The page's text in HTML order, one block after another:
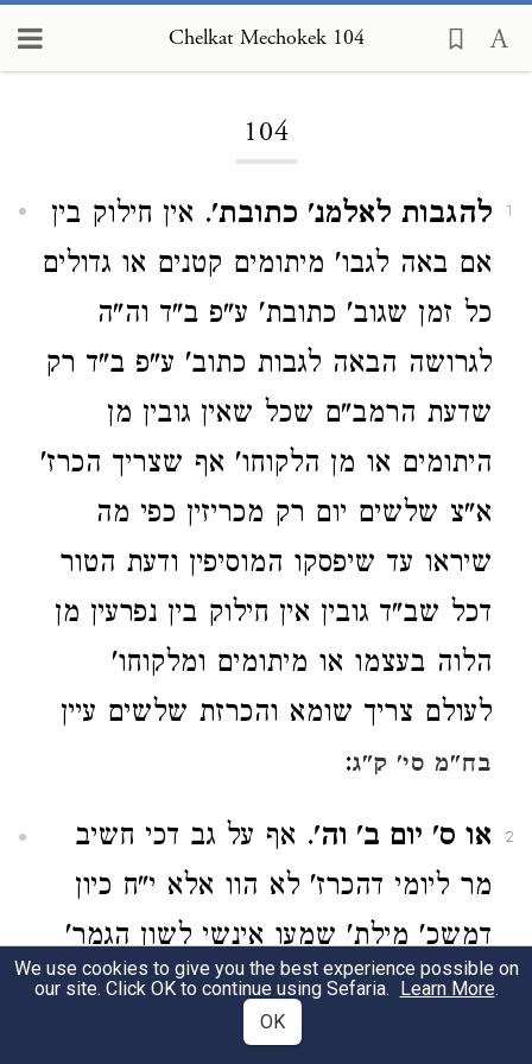
Chelkat Mechokek 104
104
1 להגבות לאלמנ' כתובת'. אין חילוק בין
אם באה לגבו' מיתומים קטנים או גדולים
כל זמן שגוב' כתובת' ע"פ ב"ד וה"ה
לגרושה הבאה לגבות כתוב' ע"פ ב"ד רק
שדעת הרמב"ם שכל שאין גובין מן
היתומים או מן הלקוחו' אף שצריך הכרז'
א"צ שלשים יום רק מכריזין כפי מה
שיראו עד שיפסקו המוסיפין ודעת הטור
דכל שב"ד גובין אין חילוק בין נפרעין מן
הלוה בעצמו או מיתומים ומלקוחו'
לעולם צריך שומא והכרזת שלשים עיין
בח"מ סי' ק"ג:
2 או ס' יום ב' וה'. אף על גב דכי חשיב
מר ליומי דהכרז' לא הוו אלא י"ח כיון
דמשכ' מילת' שמעו אינשי לשון הגמר'
ופי' ח"י ימים כי כשמתחילין ביום ב'
שמונ' שבועות הוא נ"ו ימים בכל שבוע
We use cookies to give you the best experience possible on
our site. Click OK to continue using Sefaria. Learn More.
OK